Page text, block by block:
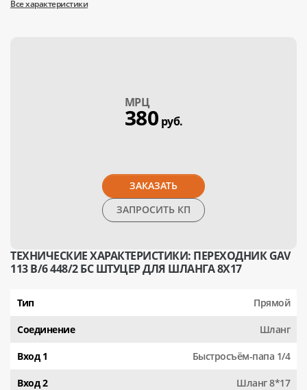
Все характеристики
МPЦ
380 руб.
ЗАКАЗАТЬ
ЗАПРОСИТЬ КП
ТЕХНИЧЕСКИЕ ХАРАКТЕРИСТИКИ: ПЕРЕХОДНИК GAV
113 B/6 448/2 БС ШТУЦЕР ДЛЯ ШЛАНГА 8X17
Тип Прямой
Соединение Шланг
Вход 1 Быстросъём-папа 1/4
Вход 2 Шланг 8*17